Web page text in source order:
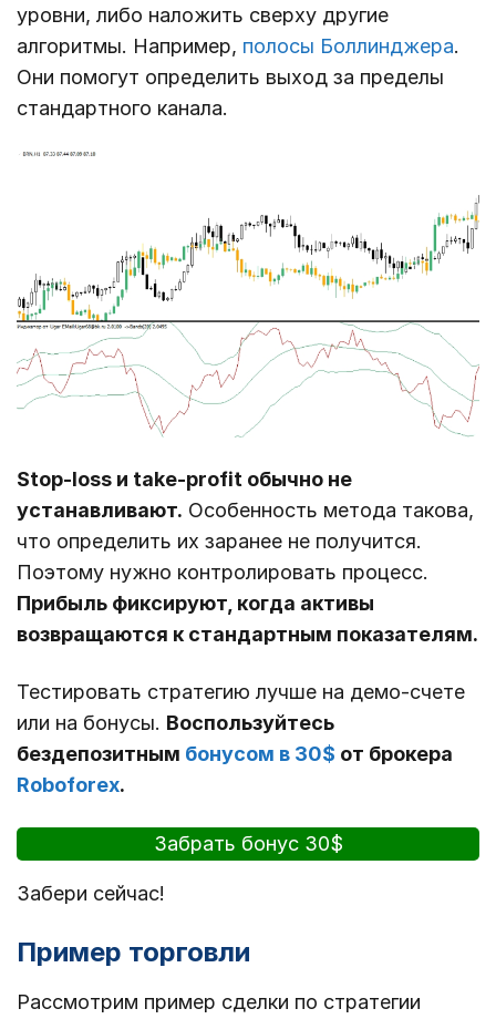
уровни, либо наложить сверху другие
алгоритмы. Например, полосы Боллинджера.
Они помогут определить выход за пределы
стандартного канала.
Stop-loss и take-profit обычно не
устанавливают. Особенность метода такова,
что определить их заранее не получится.
Поэтому нужно контролировать процесс.
Прибыль фиксируют, когда активы
возвращаются к стандартным показателям.
Тестировать стратегию лучше на демо-счете
или на бонусы. Воспользуйтесь
бездепозитным бонусом в 30$ от брокера
Roboforex.
Забрать бонус 30$
Забери сейчас!
Пример торговли
Рассмотрим пример сделки по стратегии